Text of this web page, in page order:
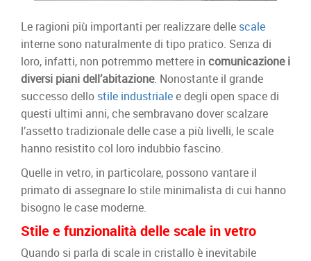
Le ragioni più importanti per realizzare delle scale
interne sono naturalmente di tipo pratico. Senza di
loro, infatti, non potremmo mettere in comunicazione i
diversi piani dell’abitazione. Nonostante il grande
successo dello stile industrialee degli open space di
questi ultimi anni, che sembravano dover scalzare
l’assetto tradizionale delle case a più livelli, le scale
hanno resistito col loro indubbio fascino.
Quelle in vetro, in particolare, possono vantare il
primato di assegnare lo stile minimalista di cui hanno
bisogno le case moderne.
Stile e funzionalità delle scale in vetro
Quando si parla di scale in cristallo è inevitabile